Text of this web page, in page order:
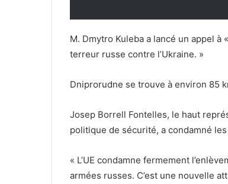
M. Dmytro Kuleba a lancé un appel
terreur russe contre l’Ukraine. »
Dniprorudne se trouve à environ 85
Josep Borrell Fontelles, le haut
politique de sécurité, a condamné
« L’UE condamne fermement
armées russes. C’est une nouvelle